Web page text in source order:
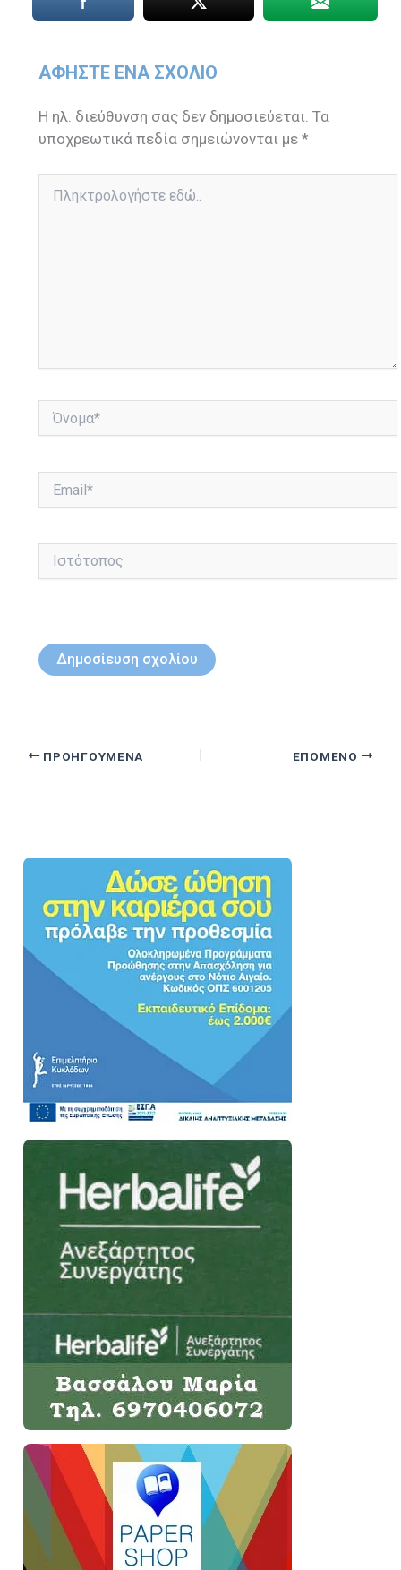
ΑΦΉΣΤΕ ΈΝΑ ΣΧΌΛΙΟ
Η ηλ. διεύθυνση σας δεν δημοσιεύεται. Τα
υποχρεωτικά πεδία σημειώνονται με*
εδώ..
Όνομα*
Ιστότοπος
ΠΡΟΗΓΟΎΜΕΝΑ ΕΠΌΜΕΝΟ